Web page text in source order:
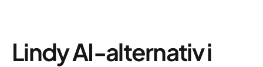
Lindy AI-alternativ i